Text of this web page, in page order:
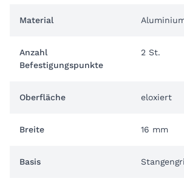
Material
Anzahl
Befestigungspunkte
2 St.
Oberfläche eloxiert
Breite 16 mm
Basis